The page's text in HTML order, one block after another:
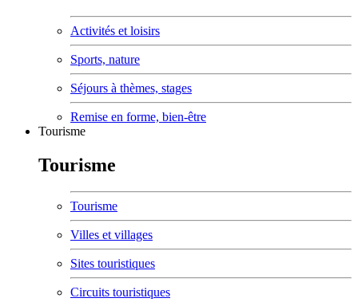
Activités et loisirs
Sports, nature
Séjours à thèmes, stages
Remise en forme, bien-être
Tourisme
Tourisme
Tourisme
Villes et villages
Sites touristiques
Circuits touristiques